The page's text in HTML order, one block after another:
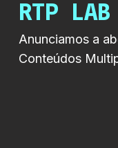
RTP
Anunciamos a
Conteúdos